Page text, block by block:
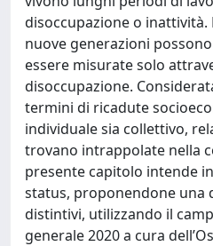
disoccupazione o inattività.
nuove generazioni
essere misurate solo
disoccupazione.
termini di ricadute
individuale sia collettivo,
trovano intrappolate nella
presente capitolo intende
status, proponendone una
distintivi, utilizzando il
generale 2020 a cura